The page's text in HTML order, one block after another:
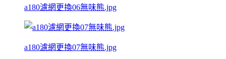
a180濾網更換06無味熊.jpg
a180濾網更換07無味熊.jpg